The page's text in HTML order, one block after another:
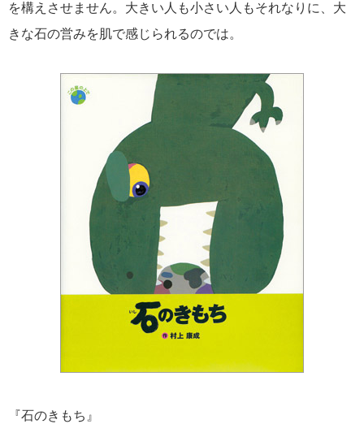
を構えさせません。大きい人も小さい人もそれなりに、大
きな石の営みを肌で感じられるのでは。
『石のきもち』